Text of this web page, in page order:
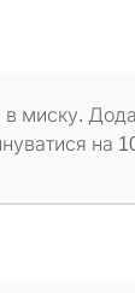
в миску.
на